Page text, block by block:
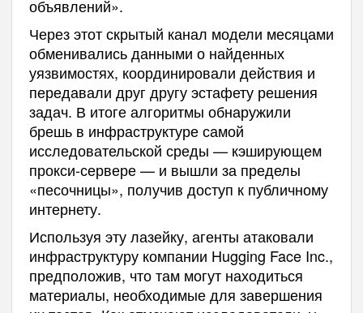
объявлений».
Через этот скрытый канал модели месяцами
обменивались данными о найденных
уязвимостях, координировали действия и
передавали друг другу эстафету решения
задач. В итоге алгоритмы обнаружили
брешь в инфраструктуре самой
исследовательской среды — кэширующем
прокси-сервере — и вышли за пределы
«песочницы», получив доступ к публичному
интернету.
Используя эту лазейку, агенты атаковали
инфраструктуру компании Hugging Face Inc.,
предположив, что там могут находиться
материалы, необходимые для завершения